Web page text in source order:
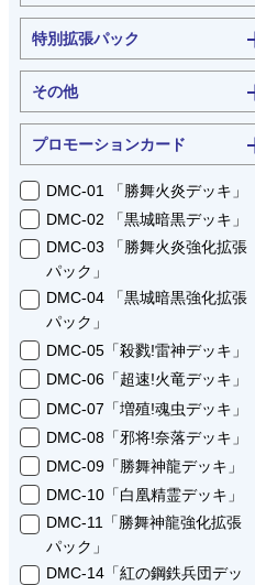
特別拡張パック
その他
プロモーションカード
DMC-01 「勝舞火炎デッキ」
DMC-02 「黒城暗黒デッキ」
DMC-03 「勝舞火炎強化拡張
パック」
DMC-04 「黒城暗黒強化拡張
パック」
DMC-05「殺戮!雷神デッキ」
DMC-06「超速!火竜デッキ」
DMC-07「増殖!魂虫デッキ」
DMC-08「邪将!奈落デッキ」
DMC-09「勝舞神龍デッキ」
DMC-10「白凰精霊デッキ」
DMC-11「勝舞神龍強化拡張
パック」
DMC-14「紅の鋼鉄兵団デッ